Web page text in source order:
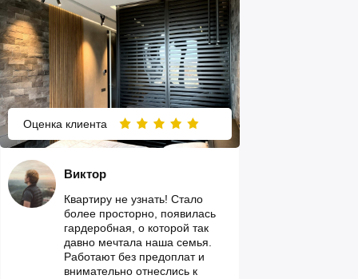
Оценка клиента
Квартиру не узнать! Стало
более просторно, появилась
гардеробная, о которой так
давно мечтала наша семья.
Работают без предоплат и
внимательно отнеслись к
Виктор